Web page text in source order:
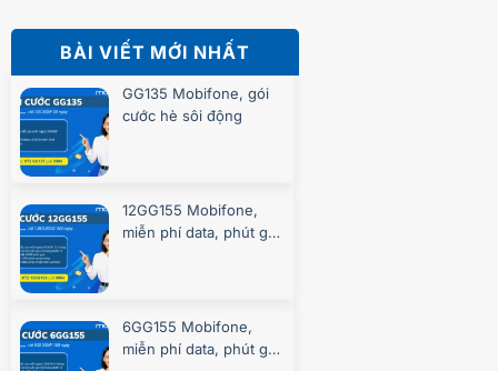
BÀI VIẾT MỚI NHẤT
GG135 Mobifone, gói
cước hè sôi động
12GG155 Mobifone,
miễn phí data, phút gọi
6GG155 Mobifone,
miễn phí data, phút gọi